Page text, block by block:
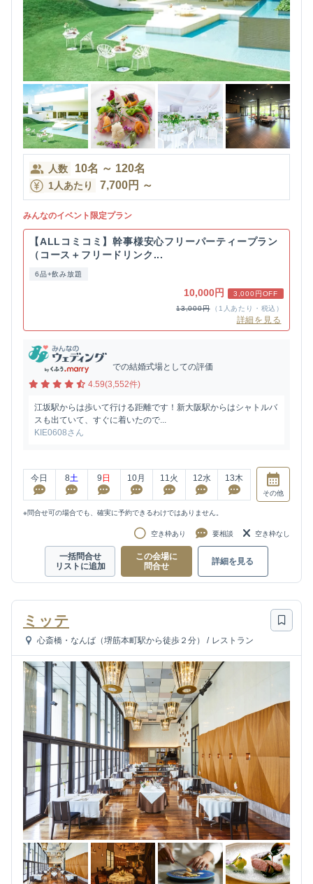
人数 10名 ～ 120名
1人あたり 7,700円 ～
みんなのイベント限定プラン
【ALLコミコミ】幹事様安心フリーパーティープラン
（コース＋フリードリンク...
6品+飲み放題
10,000円
3,000円OFF
13,000円
（1人あたり・税込）
詳細を見る
での結婚式場としての評価
4.59(3,552件)
江坂駅からは歩いて行ける距離です！新大阪駅からはシャトルバ
スも出ていて、すぐに着いたので...
KIE0608さん
今日 8土 9 日 10月 11 火 12水 13木
その他
※問合せ可の場合でも、確実に予約できるわけではありません。
空き枠あり 要相談 空き枠なし
一括問合せ
リストに追加
この会場に
問合せ
詳細を見る
ミッテ
心斎橋・なんば（堺筋本町駅から徒歩２分） / レストラン